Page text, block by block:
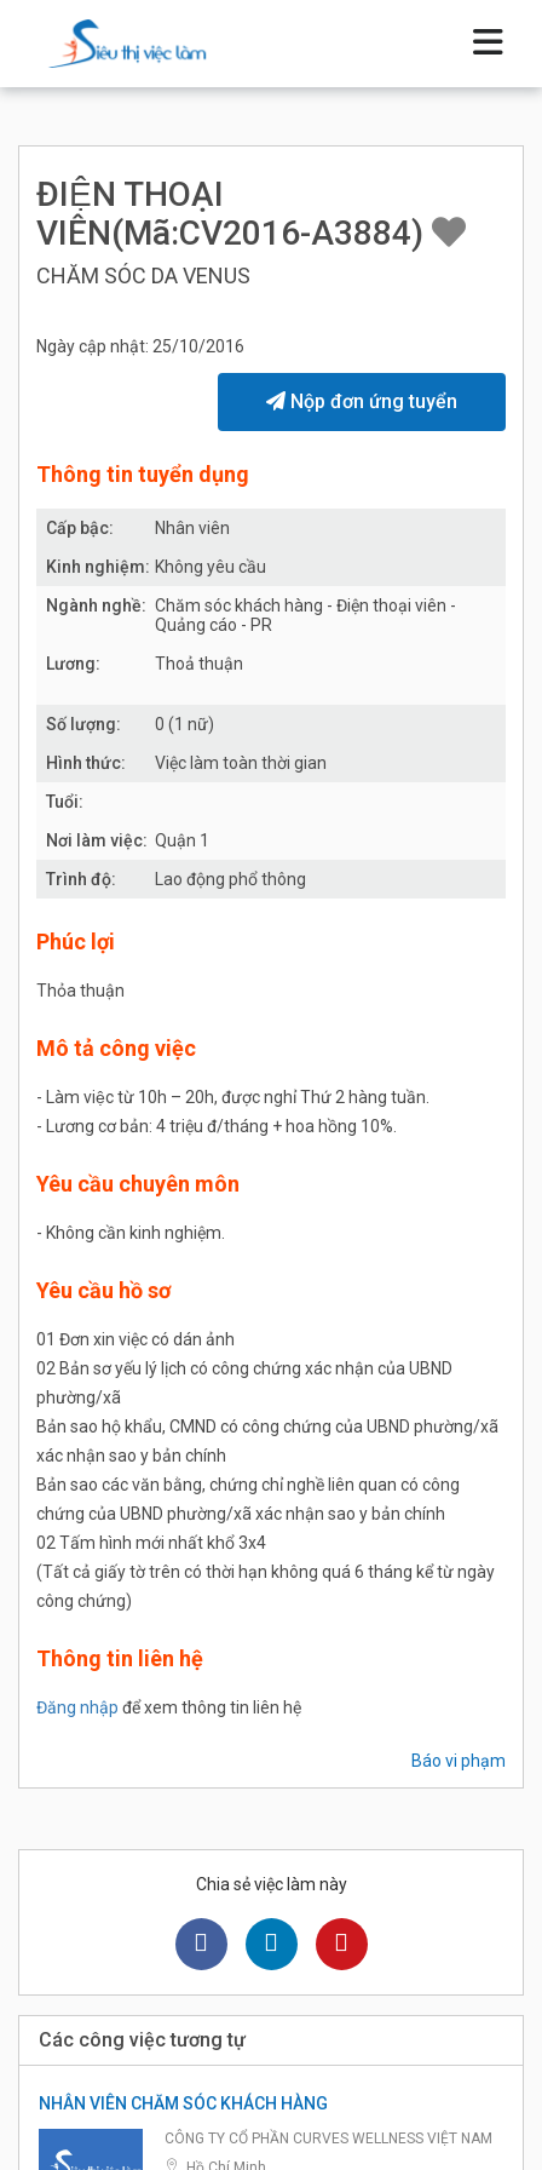
ĐIỆN THOẠI
VIÊN(Mã:CV2016-A3884)
CHĂM SÓC DA VENUS
Ngày cập nhật: 25/10/2016
Nộp đơn ứng tuyển
Thông tin tuyển dụng
Cấp bậc:
Nhân viên
Kinh nghiệm: Không yêu cầu
Ngành nghề: Chăm sóc khách hàng - Điện thoại viên -
Quảng cáo - PR
Lương:
Thoả thuận
Số lượng:
0 (1 nữ)
Hình thức:
Việc làm toàn thời gian
Tuổi:
Nơi làm việc: Quận 1
Trình độ:
Lao động phổ thông
Phúc lợi
Thỏa thuận
Mô tả công việc
- Làm việc từ 10h – 20h, được nghỉ Thứ 2 hàng tuần.
- Lương cơ bản: 4 triệu đ/tháng + hoa hồng 10%.
Yêu cầu chuyên môn
- Không cần kinh nghiệm.
Yêu cầu hồ sơ
01 Đơn xin việc có dán ảnh
02 Bản sơ yếu lý lịch có công chứng xác nhận của UBND
phường/xã
Bản sao hộ khẩu, CMND có công chứng của UBND phường/xã
xác nhận sao y bản chính
Bản sao các văn bằng, chứng chỉ nghề liên quan có công
chứng của UBND phường/xã xác nhận sao y bản chính
02 Tấm hình mới nhất khổ 3x4
(Tất cả giấy tờ trên có thời hạn không quá 6 tháng kể từ ngày
công chứng)
Thông tin liên hệ
Đăng nhập để xem thông tin liên hệ
Báo vi phạm
Chia sẻ việc làm này
Các công việc tương tự
NHÂN VIÊN CHĂM SÓC KHÁCH HÀNG
CÔNG TY CỔ PHẦN CURVES WELLNESS VIỆT NAM